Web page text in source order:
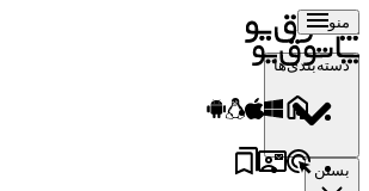
منو
دسته‌بندی‌ها
بستن